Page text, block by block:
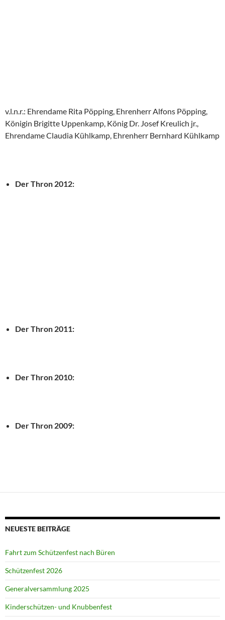
v.l.n.r.: Ehrendame Rita Pöpping, Ehrenherr Alfons Pöpping,
Königin Brigitte Uppenkamp, König Dr. Josef Kreulich jr.,
Ehrendame Claudia Kühlkamp, Ehrenherr Bernhard Kühlkamp
Der Thron 2012:
Der Thron 2011:
Der Thron 2010:
Der Thron 2009:
NEUESTE BEITRÄGE
Fahrt zum Schützenfest nach Büren
Schützenfest 2026
Generalversammlung 2025
Kinderschützen- und Knubbenfest